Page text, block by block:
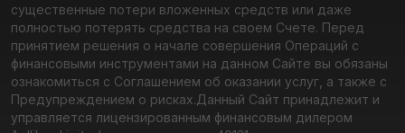
существенные потери вложенных средств или даже
полностью потерять средства на своем Счете. Перед
принятием решения о начале совершения Операций с
финансовыми инструментами на данном Сайте вы обязаны
ознакомиться с Соглашением об оказании услуг, а также с
Предупреждением о рисках.Данный Сайт принадлежит и
управляется лицензированным финансовым дилером